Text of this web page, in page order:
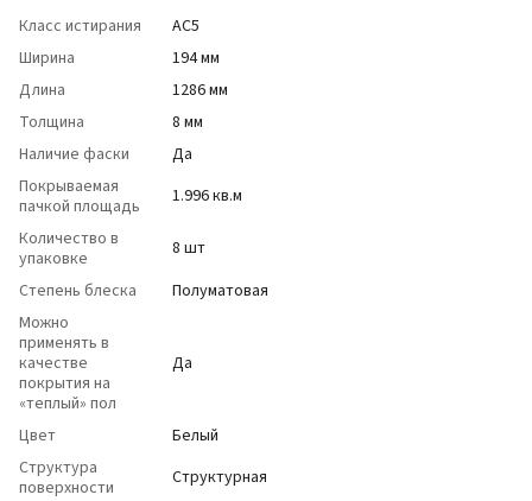
Класс истирания
АС5
Ширина
194 мм
Длина
1286 мм
Толщина
8 мм
Наличие фаски
Да
Покрываемая
пачкой площадь
1.996 кв.м
Количество в
упаковке
8 шт
Степень блеска
Полуматовая
Можно
применять в
качестве
покрытия на
«теплый» пол
Да
Цвет
Белый
Структура
поверхности
Структурная